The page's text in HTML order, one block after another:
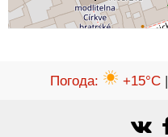
Погода: +15°C|